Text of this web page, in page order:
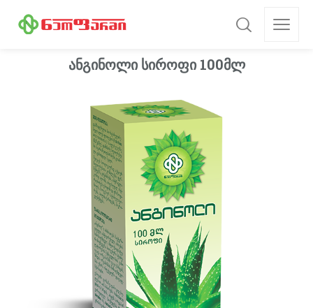
ანგინოლი სიროფი 100მლ